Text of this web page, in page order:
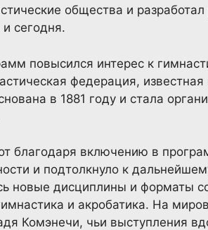
общества и
сегодня.
повысился интерес к
федерация,
в 1881 году и стала
благодаря включению в
и подтолкнуло к
новые дисциплины и форматы
и акробатика. На
Комэнечи, чьи выступления